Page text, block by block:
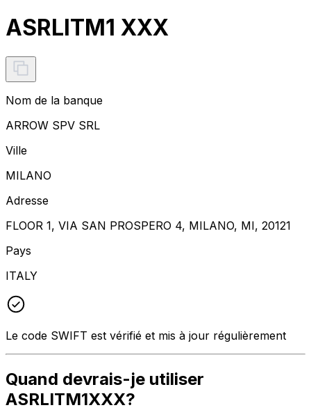
ASRLITM1 XXX
Nom de la banque
ARROW SPV SRL
Ville
MILANO
Adresse
FLOOR 1, VIA SAN PROSPERO 4, MILANO, MI, 20121
Pays
ITALY
Le code SWIFT est vérifié et mis à jour régulièrement
Quand devrais-je utiliser
ASRLITM1XXX?